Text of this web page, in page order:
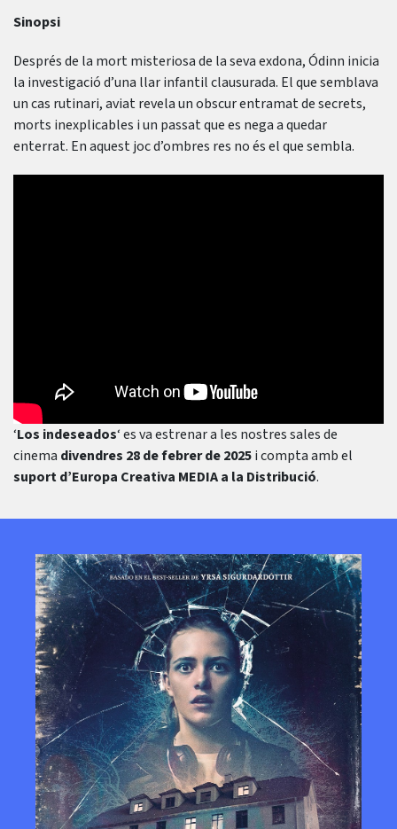
Sinopsi
Després de la mort misteriosa de la seva exdona, Ódinn inicia
la investigació d’una llar infantil clausurada. El que semblava
un cas rutinari, aviat revela un obscur entramat de secrets,
morts inexplicables i un passat que es nega a quedar
enterrat. En aquest joc d’ombres res no és el que sembla.
‘Los indeseados‘ es va estrenar a les nostres sales de
cinema divendres 28 de febrer de 2025i compta amb el
suport d’Europa Creativa MEDIA a la Distribució.